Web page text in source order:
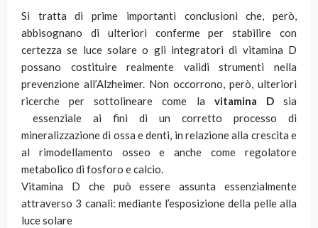
Si tratta di prime importanti conclusioni che, però,
abbisognano di ulteriori conferme per stabilire con
certezza se luce solare o gli integratori di vitamina D
possano costituire realmente validi strumenti nella
prevenzione all’Alzheimer. Non occorrono, però, ulteriori
ricerche per sottolineare come la vitamina Dsia
essenziale ai fini di un corretto processo di
mineralizzazione di ossa e denti, in relazione alla crescita e
al rimodellamento osseo e anche come regolatore
metabolico di fosforo e calcio.
Vitamina D che può essere assunta essenzialmente
attraverso 3 canali: mediante l’esposizione della pelle alla
luce solare